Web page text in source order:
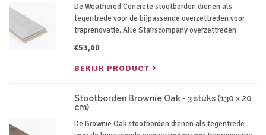
De Weathered Concrete stootborden dienen als
tegentrede voor de bijpassende overzettreden voor
traprenovatie. Alle Stairscompany overzettreden
€53,00
BEKIJK PRODUCT
Stootborden Brownie Oak - 3 stuks (130 x 20
cm)
De Brownie Oak stootborden dienen als tegentrede